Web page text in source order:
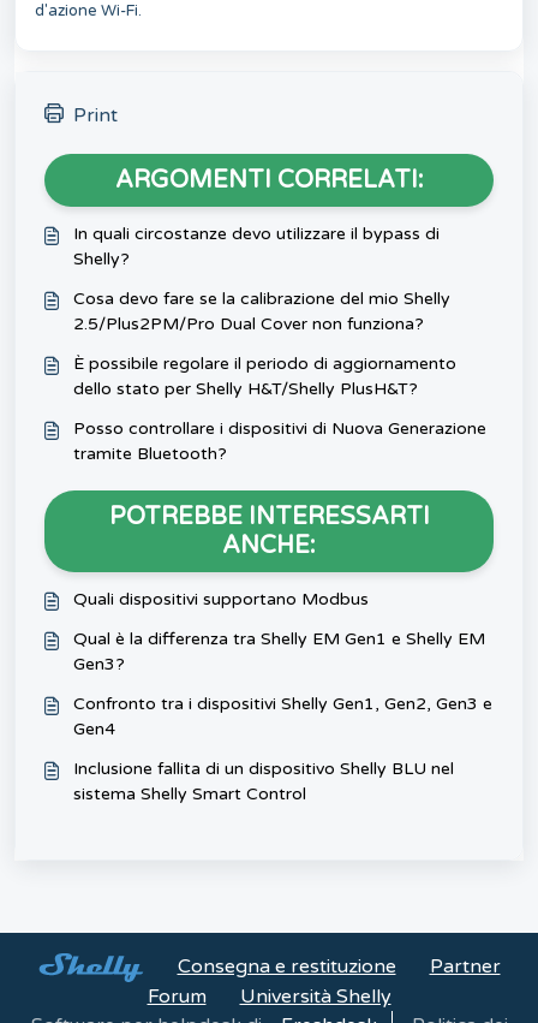
d'azione Wi-Fi.
Print
ARGOMENTI CORRELATI:
In quali circostanze devo utilizzare il bypass di
Shelly?
Cosa devo fare se la calibrazione del mio Shelly
2.5/Plus2PM/Pro Dual Cover non funziona?
È possibile regolare il periodo di aggiornamento
dello stato per Shelly H&T/Shelly PlusH&T?
Posso controllare i dispositivi di Nuova Generazione
tramite Bluetooth?
POTREBBE INTERESSARTI
ANCHE:
Quali dispositivi supportano Modbus
Qual è la differenza tra Shelly EM Gen1 e Shelly EM
Gen3?
Confronto tra i dispositivi Shelly Gen1, Gen2, Gen3 e
Gen4
Inclusione fallita di un dispositivo Shelly BLU nel
sistema Shelly Smart Control
Consegna e restituzione
Partner
Forum
Università Shelly